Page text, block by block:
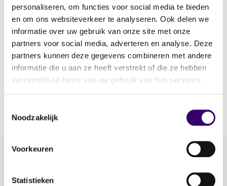
personaliseren, om functies voor social media te bieden
en om ons websiteverkeer te analyseren. Ook delen we
informatie over uw gebruik van onze site met onze
partners voor social media, adverteren en analyse. Deze
partners kunnen deze gegevens combineren met andere
informatie die u aan ze heeft verstrekt of die ze hebben
verzameld op basis van uw gebruik van hun services.
Noodzakelijk
Voorkeuren
Statistieken
Een tweede kans op liefde, met een
solide financieel fundament
28 mei 2026
Een tweede kans op liefde is prachtig. Maar